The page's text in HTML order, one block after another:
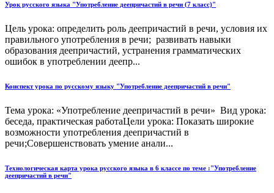
Урок русского языка "Употребление деепричастий в речи (7 класс)"
Цель урока: определить роль деепричастий в речи, условия их
правильного употребления в речи; развивать навыки
образования деепричастий, устранения грамматических
ошибок в употреблении деепр...
Конспект урока по русскому языку "Употребление деепричастий в речи"
Тема урока: «Употребление деепричастий в речи» Вид урока:
беседа, практическая работаЦели урока: Показать широкие
возможности употребления деепричастий в
речи;Совершенствовать умение анали...
Технологическая карта урока русского языка в 6 классе по теме :"Употребление
деепричастий в речи"